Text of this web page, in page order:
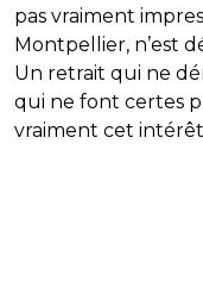
pas vraiment
Montpellier, n’est
Un retrait qui ne
qui ne font certes
vraiment cet